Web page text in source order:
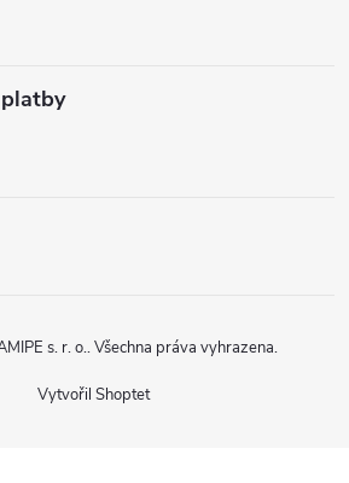
Vytvořil Shoptet
s. r. o.. Všechna práva vyhrazena.